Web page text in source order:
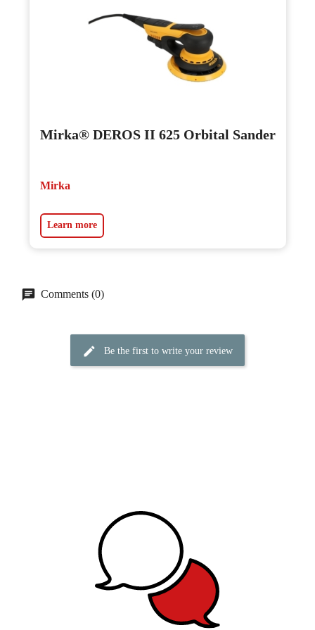
Mirka® DEROS II 625 Orbital Sander
Mirka
Learn more
Comments (0)
Be the first to write your review